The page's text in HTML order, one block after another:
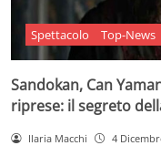
Spettacolo Top-News
Sandokan, Can
riprese: il segreto
Ilaria Macchi 4